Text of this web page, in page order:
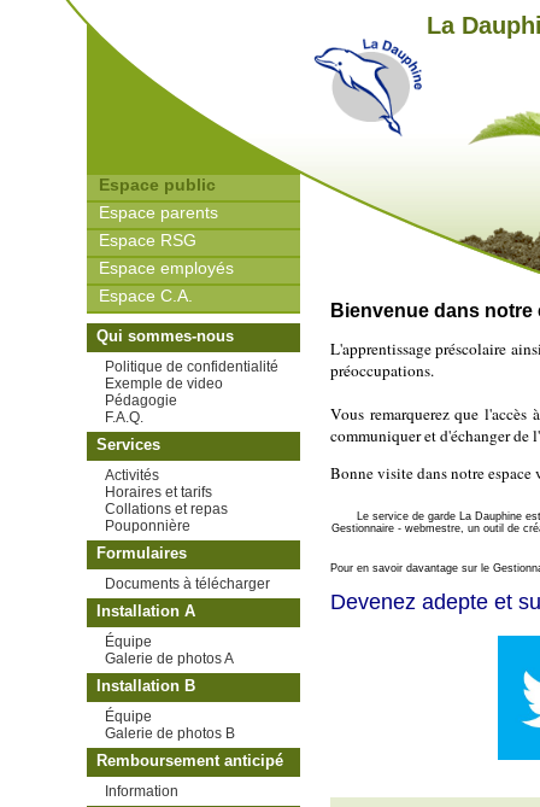
La
Espace public
Espace parents
Espace RSG
Espace employés
Espace C.A.
Qui sommes-nous
Politique de confidentialité
Exemple de video
Pédagogie
F.A.Q.
Services
Activités
Horaires et tarifs
Collations et repas
Pouponnière
Formulaires
Documents à télécharger
Installation A
Équipe
Galerie de photos A
Installation B
Équipe
Galerie de photos B
Remboursement anticipé
Information
Bienvenue dans notre
L'apprentissage préscolaire
préoccupations.
Vous remarquerez que l'accès
communiquer et d'échanger
Bonne visite dans notre espace
Le service de garde La Dauphine
Gestionnaire - webmestre, un outil de
Pour en savoir davantage sur le
Devenez adepte et